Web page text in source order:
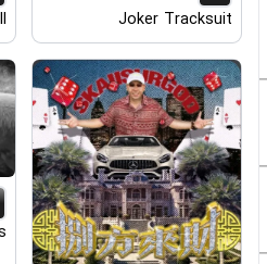
Joker Tracksuit